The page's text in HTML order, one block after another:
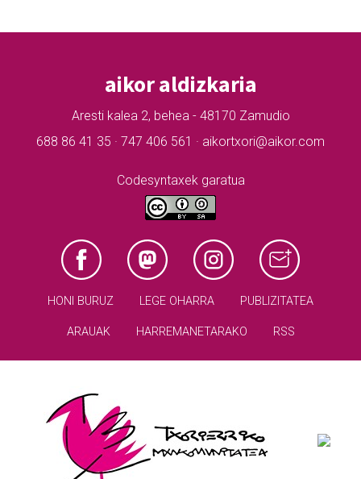
aikor aldizkaria
Aresti kalea 2, behea - 48170 Zamudio
688 86 41 35 · 747 406 561 · aikortxori@aikor.com
Codesyntaxek garatua
HONI BURUZ LEGE OHARRA PUBLIZITATEA
ARAUAK HARREMANETARAKO RSS